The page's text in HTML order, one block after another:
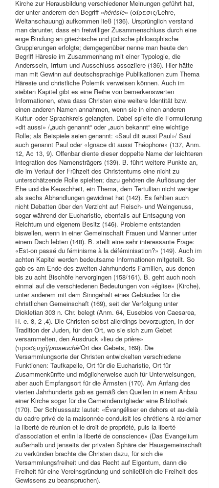
Kirche zur Herausbildung verschiedener Meinungen geführt hat,
der unter anderem den Begriff «hérésie» (αἵρεσις/Lehre,
Weltanschauung) aufkommen ließ (136). Ursprünglich verstand
man darunter, dass ein freiwilliger Zusammenschluss durch eine
enge Bindung an griechische und jüdische philosophische
Gruppierungen erfolgte; demgegenüber nenne man heute den
Begriff Häresie im Zusammenhang mit einer Typologie, die
Anderssein, Irrtum und Ausschluss assoziiere (136). Hier hätte
man mit Gewinn auf deutschsprachige Publikationen zum Thema
Häresie und christliche Polemik verweisen können. Auch im
siebten Kapitel gibt es eine Reihe von bemerkenswerten
Informationen, etwa dass Christen eine weitere Identität bzw.
einen anderen Namen annahmen, wenn sie in einen anderen
Kultur- oder Sprachkreis gelangten. Dabei spielte die Formulierung
«dit aussi» /„auch genannt“ oder „auch bekannt“ eine wichtige
Rolle; als Beispiele seien genannt: «Saul dit aussi Paul»/ Saul
auch genannt Paul oder «Ignace dit aussi Théophore» (137, Anm.
12, Ac 13, 9). Offenbar diente dieser doppelte Name der leichteren
Integration des Namensträgers (139). B. führt weitere Punkte an,
die im Verlauf der Frühzeit des Christentums eine nicht zu
unterschätzende Rolle spielten; dazu gehören die Auflösung der
Ehe und die Keuschheit, ein Thema, dem Tertullian nicht weniger
als sechs Abhandlungen gewidmet hat (142). Es fehlten auch
nicht Debatten über den Verzicht auf Fleisch- und Weingenuss,
sogar während der Eucharistie, ebenfalls auf Entsagung von
Reichtum und eigenem Besitz (146). Probleme entstanden
bisweilen, wenn in einer Gemeinschaft Frauen und Männer unter
einem Dach lebten (148). B. stellt eine sehr interessante Frage:
«Est-on passé du féminisme à la déféminisation?» (149). Auch im
achten Kapitel werden bedeutsame Informationen mitgeteilt. So
gab es am Ende des zweiten Jahrhunderts Familien, aus denen
bis zu acht Bischöfe hervorgingen (158/161). B. geht auch noch
einmal auf die verschiedenen Bedeutungen von «église» (Kirche),
unter anderem mit dem Sinngehalt eines Gebäudes für die
christlichen Gemeinschaft (169), seit der Verfolgung unter
Diokletian 303 n. Chr. belegt (Anm. 64, Eusebios von Caesarea,
H. e. 8, 2 ,4). Die Christen selbst allerdings bevorzugten, in der
Tradition der Juden, für den Ort, wo sie sich zum Gebet
versammelten, den Ausdruck «lieu de prière»
(προσευχή/proseuchè/Ort des Gebets, 169). Die
Versammlungsorte der Christen entwickelten verschiedene
Funktionen: Taufkapelle, Ort für die Eucharistie, Ort für
Zusammenkünfte und möglicherweise auch für Unterweisungen,
aber auch Empfangsort für die Ärmsten (170). Am Anfang des
vierten Jahrhunderts gab es gemäß den Quellen in einem Anbau
einer Kirche sogar für die Gemeindemitglieder eine Bibliothek
(170). Der Schlusssatz lautet: «Évangéliser en dehors et au-delà
du cadre privé de la maisonnée conduisit les chrétiens à réclamer
la liberté de réunion et le droit de propriété, puis la liberté
d’association et enfin la liberté de conscience» (Das Evangelium
außerhalb und jenseits der privaten Sphäre der Hausgemeinschaft
zu verkünden brachte die Christen dazu, für sich die
Versammlungsfreiheit und das Recht auf Eigentum, dann die
Freiheit für eine Vereinsgründung und schließlich die Freiheit des
Gewissens zu beanspruchen).